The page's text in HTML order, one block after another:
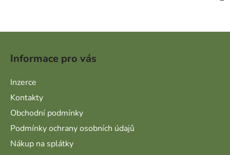
Informace pro vás
Inzerce
Kontakty
Obchodní podmínky
Podmínky ochrany osobních údajů
Nákup na splátky